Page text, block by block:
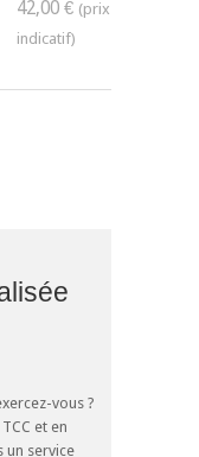
42,00 €
vous ?
et en
un service